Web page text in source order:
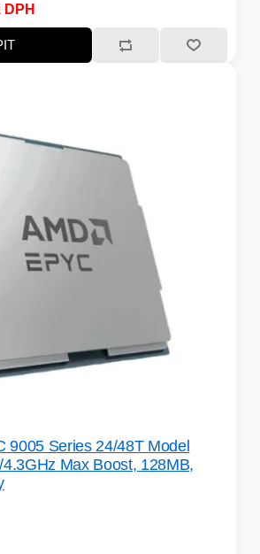
9005 Series 24/48T Model
Max Boost, 128MB,